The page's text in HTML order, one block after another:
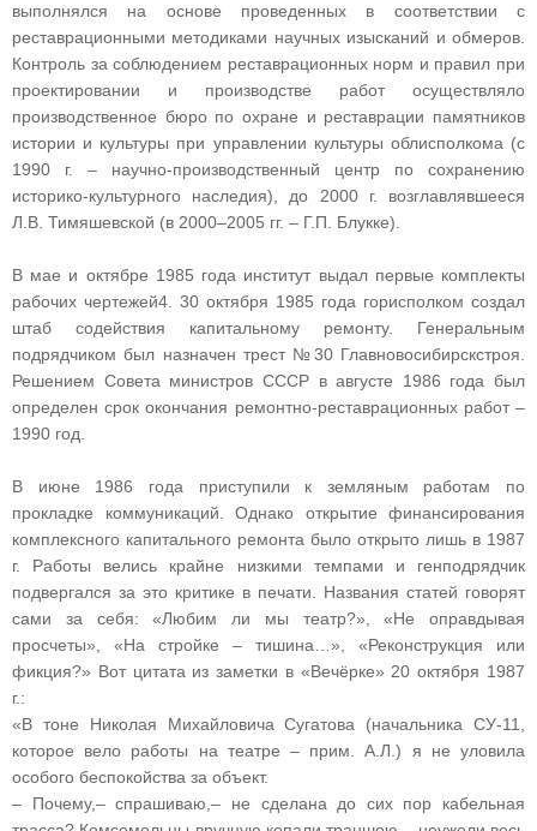
выполнялся на основе проведенных в соответствии с
реставрационными методиками научных изысканий и обмеров.
Контроль за соблюдением реставрационных норм и правил при
проектировании и производстве работ осуществляло
производственное бюро по охране и реставрации памятников
истории и культуры при управлении культуры облисполкома (с
1990 г. – научно‑производственный центр по сохранению
историко‑культурного наследия), до 2000 г. возглавлявшееся
Л.В. Тимяшевской (в 2000–2005 гг. – Г.П. Блукке).
В мае и октябре 1985 года институт выдал первые комплекты
рабочих чертежей4. 30 октября 1985 года горисполком создал
штаб содействия капитальному ремонту. Генеральным
подрядчиком был назначен трест №30 Главно­во­сибирскстроя.
Решением Совета министров СССР в августе 1986 года был
определен срок окончания ремонтно‑реставрационных работ –
1990 год.
В июне 1986 года приступили к земляным работам по
прокладке коммуникаций. Однако открытие финансирования
комплексного капитального ремонта было открыто лишь в 1987
г. Работы велись крайне низкими темпами и генподрядчик
подвергался за это критике в печати. Названия статей говорят
сами за себя: «Любим ли мы театр?», «Не оправдывая
просчеты», «На стройке – тишина…», «Реконструкция или
фикция?» Вот цитата из заметки в «Вечёрке» 20 октября 1987
г.:
«В тоне Николая Михайловича Сугатова (начальника СУ‑11,
которое вело работы на театре – прим. А.Л.) я не уловила
особого беспокойства за объект.
– Почему,– спрашиваю,– не сделана до сих пор кабельная